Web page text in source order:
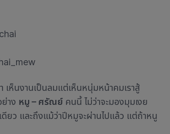
ห็นงานเป็นลมแต่เห็นหนุ่มหน้าคมเราสู้
าง หมู – ศรัณย์ คนนี้ ไม่ว่าจะมองมุมเงย
ยว และถึงแม้ว่าปีหมูจะผ่านไปแล้ว แต่ถ้าหนู